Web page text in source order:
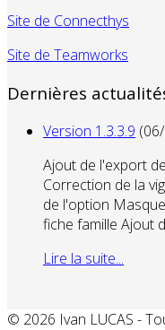
Site de Connecthys
Site de Teamworks
Dernières
Version 1.3.3.9
Ajout de l'export
Correction de la
de l'option
fiche famille Ajout
Lire la suite...
© 2026 Ivan LUCAS -